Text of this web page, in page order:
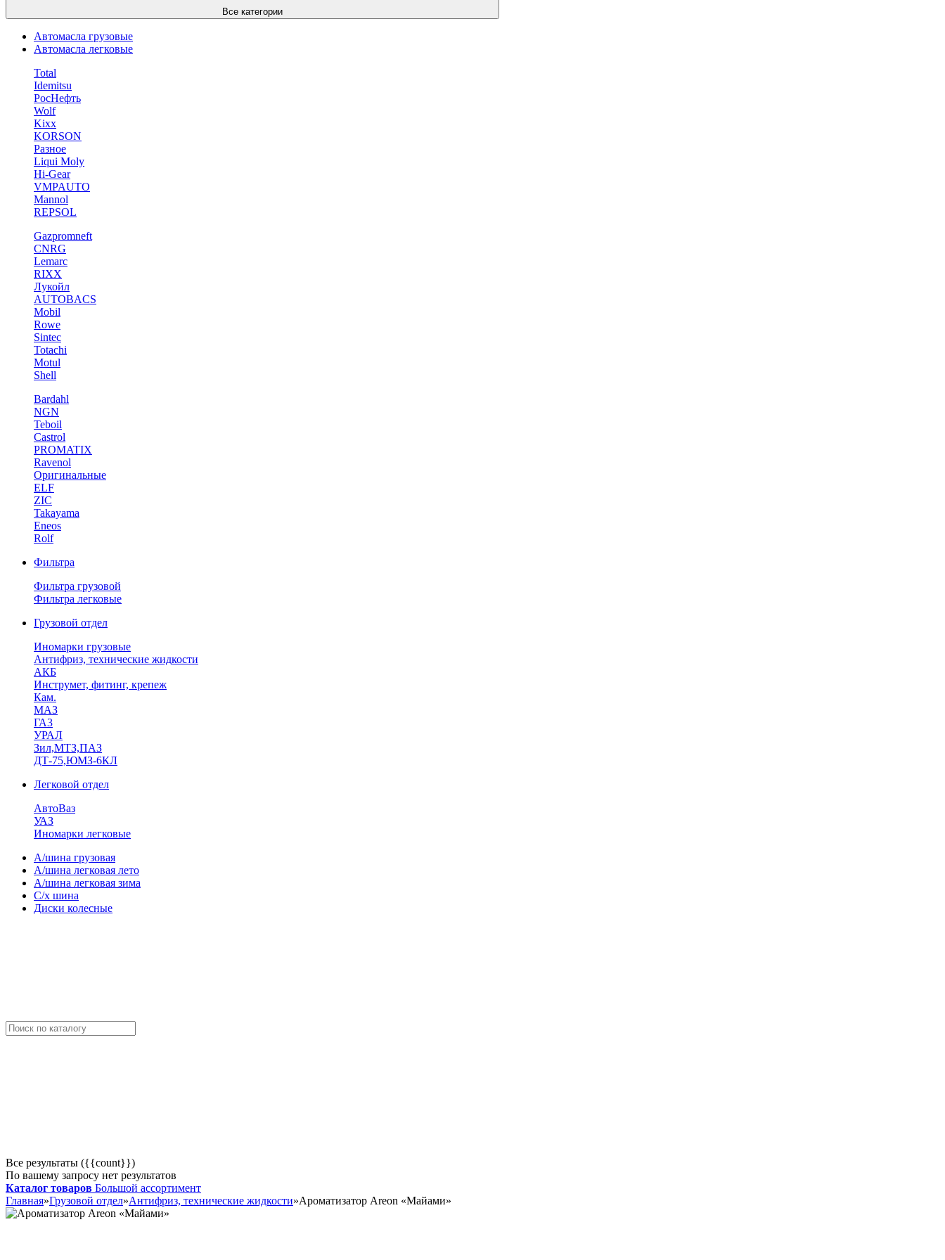
Все категории
Автомасла грузовые
Автомасла легковые
Total
Idemitsu
РосНефть
Wolf
Kixx
KORSON
Разное
Liqui Moly
Hi-Gear
VMPAUTO
Mannol
REPSOL
Gazpromneft
CNRG
Lemarc
RIXX
Лукойл
AUTOBACS
Mobil
Rowe
Sintec
Totachi
Motul
Shell
Bardahl
NGN
Teboil
Castrol
PROMATIX
Ravenol
Оригинальные
ELF
ZIC
Takayama
Eneos
Rolf
Фильтра
Фильтра грузовой
Фильтра легковые
Грузовой отдел
Иномарки грузовые
Антифриз, технические жидкости
АКБ
Инструмет, фитинг, крепеж
Кам.
МАЗ
ГА3
УРАЛ
Зил,МТЗ,ПАЗ
ДТ-75,ЮМЗ-6КЛ
Легковой отдел
АвтоВаз
УАЗ
Иномарки легковые
А/шина грузовая
А/шина легковая лето
А/шина легковая зима
С/х шина
Диски колесные
Все результаты ({{count}})
По вашему запросу нет результатов
Каталог товаров Большой ассортимент
Главная»Грузовой отдел»Антифриз, технические жидкости»Ароматизатор Areon «Майами»